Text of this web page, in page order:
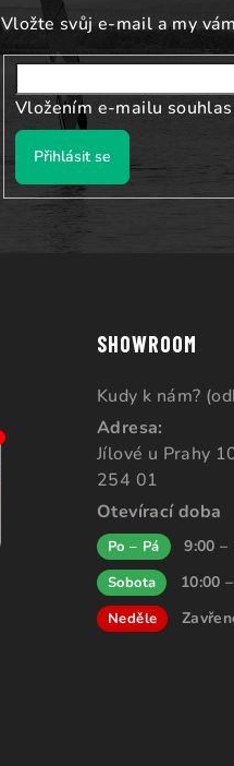
Vložte svůj e-mail a my
Vložením e-mailu
Přihlásit se
SHOWROOM
Kudy k nám?
Adresa:
Jílové u Prahy
254 01
Otevírací doba
Po – Pá 9:00 –
Sobota 10:00
Neděle